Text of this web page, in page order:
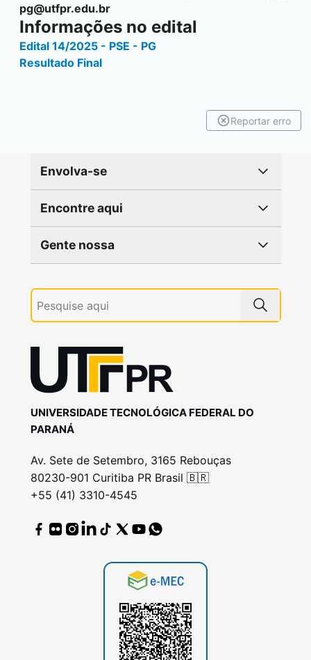
pg@utfpr.edu.br
Informações no edital
Edital 14/2025 - PSE - PG
Resultado Final
Reportar erro
Envolva-se
Encontre aqui
Gente nossa
UNIVERSIDADE TECNOLÓGICA FEDERAL DO
PARANÁ
Av. Sete de Setembro, 3165 Rebouças
80230-901 Curitiba PR Brasil 🇧🇷
+55 (41) 3310-4545